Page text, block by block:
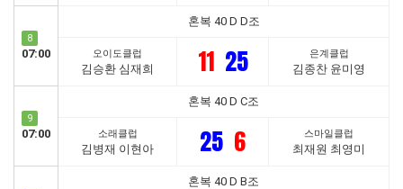
8
07:00
혼복 40 D D조
오이도클럽
김승환 심재희 11 25 은계클럽
김종찬 윤미영
9
07:00
혼복 40 D C조
소래클럽
김병재 이현아 25 6 스마일클럽
최재원 최영미
혼복 40 D B조